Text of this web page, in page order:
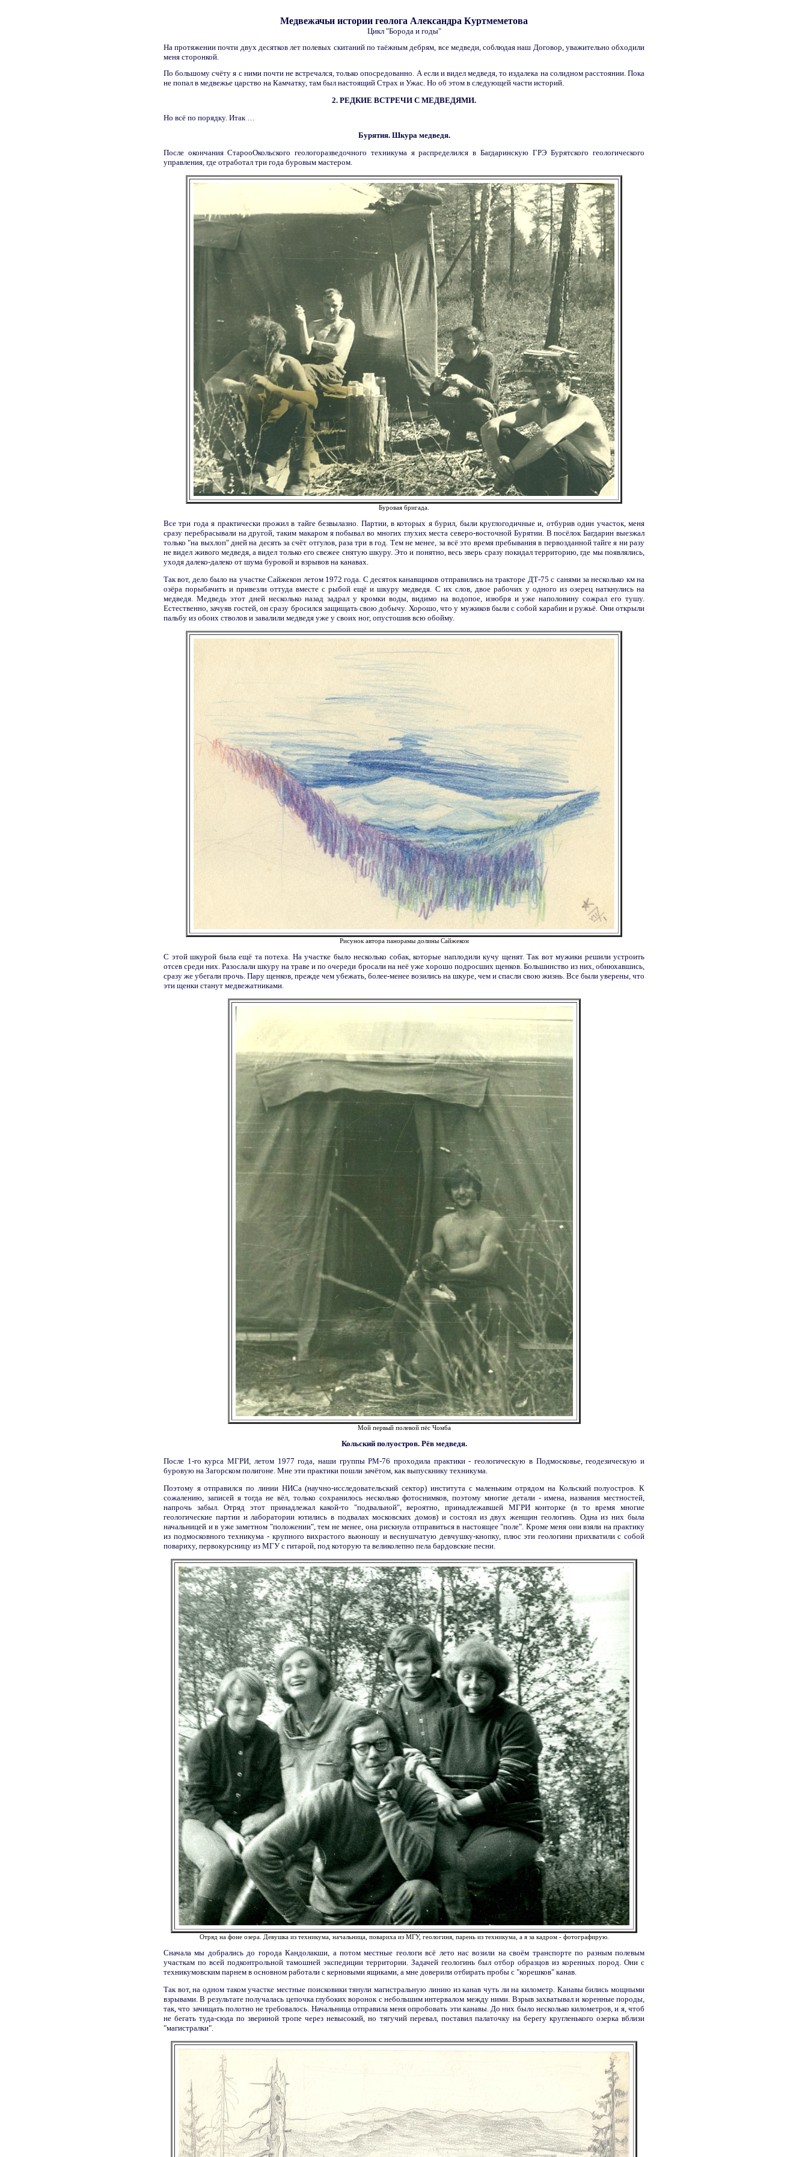
Медвежачьи истории геолога Александра Куртмеметова
Цикл "Борода и годы"
На протяжении почти двух десятков лет полевых скитаний по таёжным дебрям, все медведи, соблюдая наш Договор, уважительно обходили
меня сторонкой.
По большому счёту я с ними почти не встречался, только опосредованно. А если и видел медведя, то издалека на солидном расстоянии. Пока
не попал в медвежье царство на Камчатку, там был настоящий Страх и Ужас. Но об этом в следующей части историй.
2. РЕДКИЕ ВСТРЕЧИ С МЕДВЕДЯМИ.
Но всё по порядку. Итак …
Бурятия. Шкура медведя.
После окончания СтарооОкольского геологоразведочного техникума я распределился в Багдаринскую ГРЭ Бурятского геологического
управления, где отработал три года буровым мастером.
Буровая бригада.
Все три года я практически прожил в тайге безвылазно. Партии, в которых я бурил, были круглогодичные и, отбурив один участок, меня
сразу перебрасывали на другой, таким макаром я побывал во многих глухих места северо-восточной Бурятии. В посёлок Багдарин выезжал
только "на выхлоп" дней на десять за счёт отгулов, раза три в год. Тем не менее, за всё это время пребывания в первозданной тайге я ни разу
не видел живого медведя, а видел только его свежее снятую шкуру. Это и понятно, весь зверь сразу покидал территорию, где мы появлялись,
уходя далеко-далеко от шума буровой и взрывов на канавах.
Так вот, дело было на участке Сайжекон летом 1972 года. С десяток канавщиков отправились на тракторе ДТ-75 с санями за несколько км на
озёра порыбачить и привезли оттуда вместе с рыбой ещё и шкуру медведя. С их слов, двое рабочих у одного из озерец наткнулись на
медведя. Медведь этот дней несколько назад задрал у кромки воды, видимо на водопое, изюбря и уже наполовину сожрал его тушу.
Естественно, зачуяв гостей, он сразу бросился защищать свою добычу. Хорошо, что у мужиков были с собой карабин и ружьё. Они открыли
пальбу из обоих стволов и завалили медведя уже у своих ног, опустошив всю обойму.
Рисунок автора панорамы долины Сайжекон
С этой шкурой была ещё та потеха. На участке было несколько собак, которые наплодили кучу щенят. Так вот мужики решили устроить
отсев среди них. Разослали шкуру на траве и по очереди бросали на неё уже хорошо подросших щенков. Большинство из них, обнюхавшись,
сразу же убегали прочь. Пару щенков, прежде чем убежать, более-менее возились на шкуре, чем и спасли свою жизнь. Все были уверены, что
эти щенки станут медвежатниками.
Мой первый полевой пёс Чомба
Кольский полуостров. Рёв медведя.
После 1-го курса МГРИ, летом 1977 года, наши группы РМ-76 проходила практики - геологическую в Подмосковье, геодезическую и
буровую на Загорском полигоне. Мне эти практики пошли зачётом, как выпускнику техникума.
Поэтому я отправился по линии НИСа (научно-исследовательский сектор) института с маленьким отрядом на Кольский полуостров. К
сожалению, записей я тогда не вёл, только сохранилось несколько фотоснимков, поэтому многие детали - имена, названия местностей,
напрочь забыл. Отряд этот принадлежал какой-то "подвальной", вероятно, принадлежавшей МГРИ конторке (в то время многие
геологические партии и лаборатории ютились в подвалах московских домов) и состоял из двух женщин геологинь. Одна из них была
начальницей и в уже заметном "положении", тем не менее, она рискнула отправиться в настоящее "поле". Кроме меня они взяли на практику
из подмосковного техникума - крупного вихрастого вьюношу и веснушчатую девчушку-кнопку, плюс эти геологини прихватили с собой
повариху, первокурсницу из МГУ с гитарой, под которую та великолепно пела бардовские песни.
Отряд на фоне озера. Девушка из техникума, начальница, повариха из МГУ, геологиня, парень из техникума, а я за кадром - фотографирую.
Сначала мы добрались до города Кандолакши, а потом местные геологи всё лето нас возили на своём транспорте по разным полевым
участкам по всей подконтрольной тамошней экспедиции территории. Задачей геологинь был отбор образцов из коренных пород. Они с
техникумовским парнем в основном работали с керновыми ящиками, а мне доверили отбирать пробы с "корешков" канав.
Так вот, на одном таком участке местные поисковики тянули магистральную линию из канав чуть ли на километр. Канавы бились мощными
взрывами. В результате получалась цепочка глубоких воронок с небольшим интервалом между ними. Взрыв захватывал и коренные породы,
так, что зачищать полотно не требовалось. Начальница отправила меня опробовать эти канавы. До них было несколько километров, и я, чтоб
не бегать туда-сюда по звериной тропе через невысокий, но тягучий перевал, поставил палаточку на берегу кругленького озерка вблизи
"магистралки".